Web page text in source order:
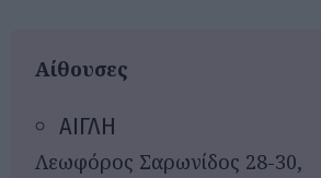
Αίθουσες
ΑΙΓΛΗ
Λεωφόρος Σαρωνίδος 28-30,